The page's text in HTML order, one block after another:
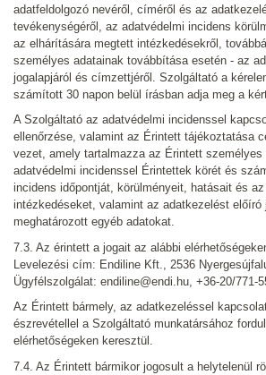
adatfeldolgozó nevéről, címéről és az
tevékenységéről, az adatvédelmi incidens
az elhárítására megtett intézkedésekről,
személyes adatainak továbbítása esetén - az
jogalapjáról és címzettjéről. Szolgáltató a
számított 30 napon belül írásban adja meg a
A Szolgáltató az adatvédelmi incidenssel
ellenőrzése, valamint az Érintett tájékoztatása
vezet, amely tartalmazza az Érintett személyes
adatvédelmi incidenssel Érintettek körét és
incidens időpontját, körülményeit, hatásait és
intézkedéseket, valamint az adatkezelést előíró
meghatározott egyéb adatokat.
7.3. Az érintett a jogait az alábbi
Levelezési cím: Endiline Kft., 2536
Ügyfélszolgálat: endiline@endi.hu, +36-20/771-
Az Érintett bármely, az adatkezeléssel
észrevétellel a Szolgáltató munkatársához
elérhetőségeken keresztül.
7.4. Az Érintett bármikor jogosult a helytelenül